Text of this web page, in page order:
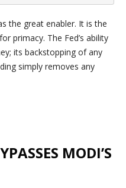
the great enabler. It is the
primacy. The Fed’s ability
its backstopping of any
simply removes any
MODI’S